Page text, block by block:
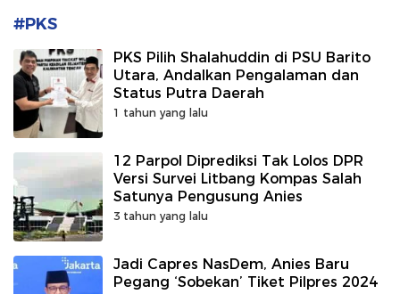
#PKS
PKS Pilih Shalahuddin di PSU Barito
Utara, Andalkan Pengalaman dan
Status Putra Daerah
1 tahun yang lalu
12 Parpol Diprediksi Tak Lolos DPR
Versi Survei Litbang Kompas Salah
Satunya Pengusung Anies
3 tahun yang lalu
Jadi Capres NasDem, Anies Baru
Pegang ‘Sobekan’ Tiket Pilpres 2024